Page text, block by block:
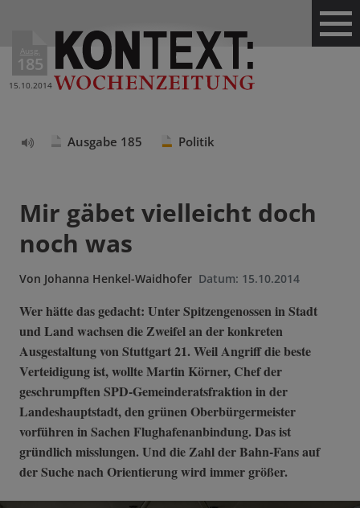
Ausg.
185
15.10.2014
Ausgabe 185 Politik
Mir gäbet vielleicht doch
noch was
Von Johanna Henkel-Waidhofer Datum: 15.10.2014
Wer hätte das gedacht: Unter Spitzengenossen in Stadt
und Land wachsen die Zweifel an der konkreten
Ausgestaltung von Stuttgart 21. Weil Angriff die beste
Verteidigung ist, wollte Martin Körner, Chef der
geschrumpften SPD-Gemeinderatsfraktion in der
Landeshauptstadt, den grünen Oberbürgermeister
vorführen in Sachen Flughafenanbindung. Das ist
gründlich misslungen. Und die Zahl der Bahn-Fans auf
der Suche nach Orientierung wird immer größer.